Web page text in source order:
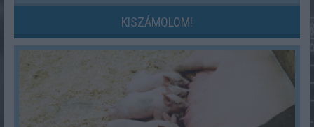
KISZÁMOLOM!